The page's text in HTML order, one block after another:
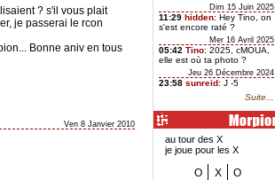
? s'il vous plait
je passerai le rcon
Bonne aniv en tous
Ven 8 Janvier 2010
Dim 15 Juin 2025
11:29 hidden: Hey Tino, on
s'est encore raté ?
Mer 16 Avril 2025
05:42 Tino: 2025, cMOUA,
elle est où ta photo ?
Jeu 26 Décembre 2024
23:58 sunreid: J -5
Suite...
au tour des X
je joue pour les X
O X
O